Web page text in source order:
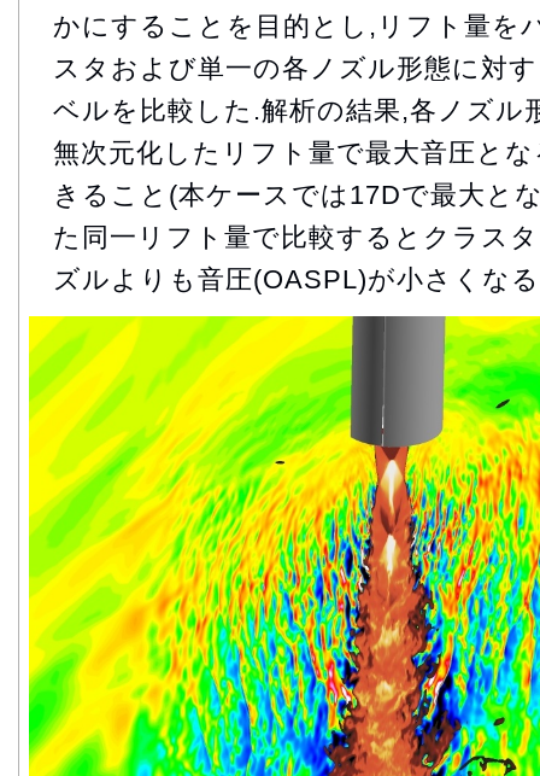
かにすることを目的とし,リフト量を
スタおよび単一の各ノズル形態に対
ベルを比較した.解析の結果,各ノズル
無次元化したリフト量で最大音圧と
きること(本ケースでは17Dで最大と
た同一リフト量で比較するとクラス
ズルよりも音圧(OASPL)が小さくな